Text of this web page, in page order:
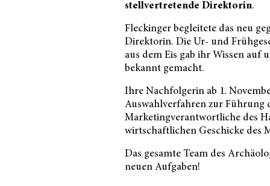
stellvertretende Direktorin.
Fleckinger begleitete das neu
Direktorin. Die Ur- und
aus dem Eis gab ihr Wissen
bekannt gemacht.
Ihre Nachfolgerin ab 1.
Auswahlverfahren zur Führung
Marketingverantwortliche des
wirtschaftlichen Geschicke des
Das gesamte Team des
neuen Aufgaben!